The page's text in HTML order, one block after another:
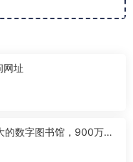
网址
数字图书馆，900万本